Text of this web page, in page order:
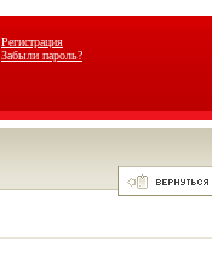
Регистрация
Забыли пароль?